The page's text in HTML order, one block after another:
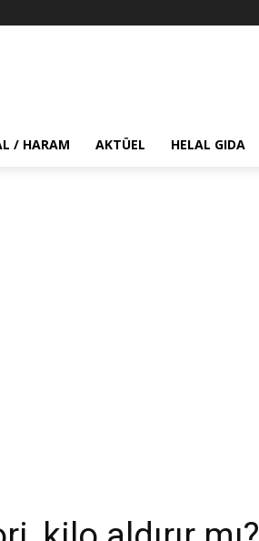
/ HARAM AKTÜEL HELAL GIDA